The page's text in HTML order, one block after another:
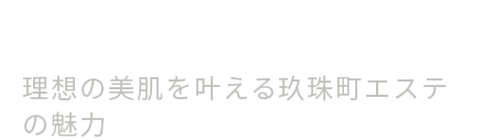
理想の美肌を叶える玖珠町エステ
の魅力